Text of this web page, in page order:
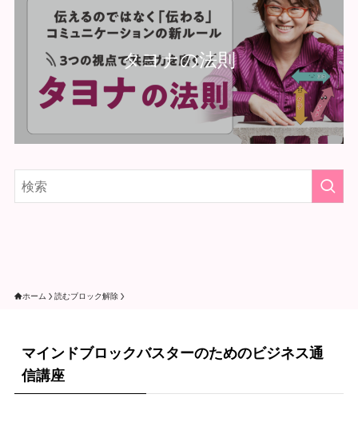
タヨナの法則
ホーム 読むブロック解除
マインドブロックバスターのためのビジネス通
信講座